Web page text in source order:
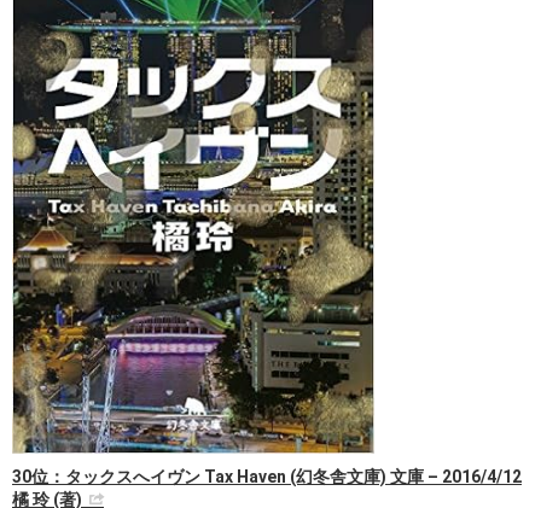
30位：タックスへイヴン Tax Haven (幻冬舎文庫) 文庫 – 2016/4/12
橘 玲 (著)